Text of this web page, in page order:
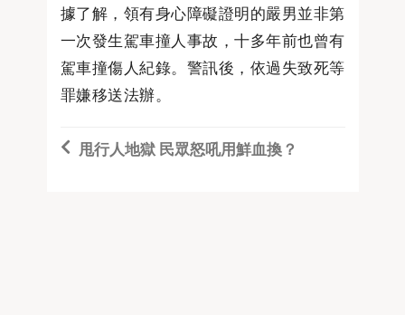
據了解，領有身心障礙證明的嚴男並非第
一次發生駕車撞人事故，十多年前也曾有
駕車撞傷人紀錄。警訊後，依過失致死等
罪嫌移送法辦。
甩行人地獄 民眾怒吼用鮮血換？